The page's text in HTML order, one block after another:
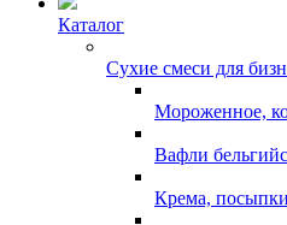
Каталог
Сухие смеси для
Мороженное,
Вафли
Крема,